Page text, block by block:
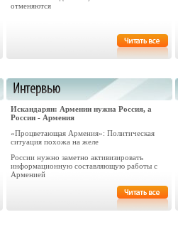
отменяются
Искандарян: Армении нужна Россия, а
России - Армения
«Процветающая Армения»: Политическая
ситуация похожа на желе
России нужно заметно активизировать
информационную составляющую работы с
Арменией